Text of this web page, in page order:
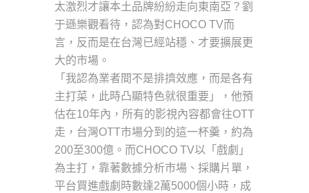
太激烈才讓本土品牌紛紛走向東南亞？劉
于遜樂觀看待，認為對CHOCO TV而
言，反而是在台灣已經站穩、才要擴展更
大的市場。
「我認為業者間不是排擠效應，而是各有
主打菜，此時凸顯特色就很重要」，他預
估在10年內，所有的影視內容都會往OTT
走，台灣OTT市場分到的這一杯羹，約為
200至300億。而CHOCO TV以「戲劇」
為主打，靠著數據分析市場、採購片單，
平台買進戲劇時數達2萬5000個小時，成